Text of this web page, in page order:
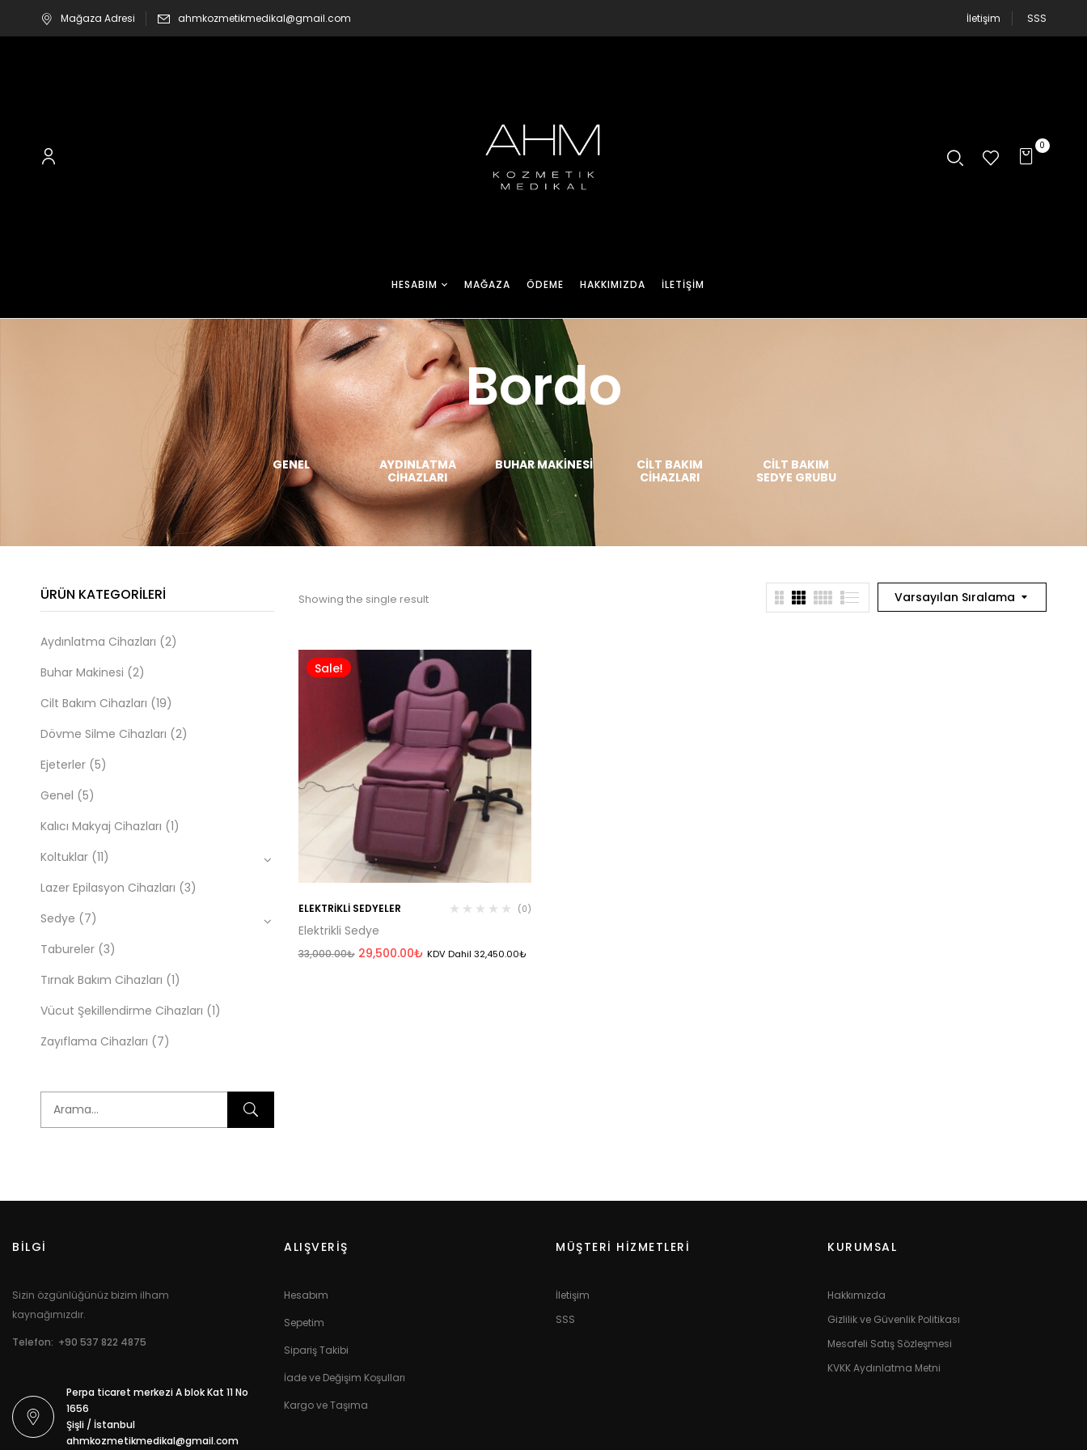
Mağaza Adresi ahmkozmetikmedikal@gmail.com İletişim SSS
0
HESABIM MAĞAZA ÖDEME HAKKIMIZDA İLETIŞIM
Bordo
ZAYIFLAMA
CIHAZLARI
GENEL
AYDINLATMA
CIHAZLARI
BUHAR MAKINESI
CILT BAKIM
CIHAZLARI
CILT BAKIM
SEDYE GRUBU
ÜRÜN KATEGORILERI
Aydınlatma Cihazları (2)
Buhar Makinesi (2)
Cilt Bakım Cihazları (19)
Dövme Silme Cihazları (2)
Ejeterler (5)
Genel (5)
Kalıcı Makyaj Cihazları (1)
Koltuklar (11)
Lazer Epilasyon Cihazları (3)
Sedye (7)
Tabureler (3)
Tırnak Bakım Cihazları (1)
Vücut Şekillendirme Cihazları (1)
Zayıflama Cihazları (7)
Varsayılan Sıralama
Showing the single result
Sale!
ELEKTRIKLI SEDYELER (0)
Elektrikli Sedye
33,000.00₺ 29,500.00₺ KDV Dahil 32,450.00₺
BİLGİ
Sizin özgünlüğünüz bizim ilham
kaynağımızdır.
Telefon: +90 537 822 4875
Perpa ticaret merkezi A blok Kat 11 No
1656
Şişli / İstanbul
ahmkozmetikmedikal@gmail.com
ALIŞVERİŞ
Hesabım
Sepetim
Sipariş Takibi
İade ve Değişim Koşulları
Kargo ve Taşıma
MÜŞTERI HIZMETLERI
İletişim
SSS
KURUMSAL
Hakkımızda
Gizlilik ve Güvenlik Politikası
Mesafeli Satış Sözleşmesi
KVKK Aydınlatma Metni